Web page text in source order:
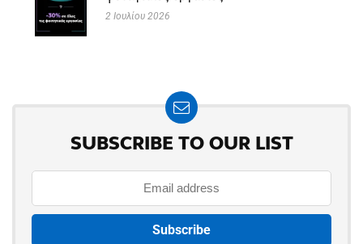
2 Ιουλίου 2026
SUBSCRIBE TO OUR LIST